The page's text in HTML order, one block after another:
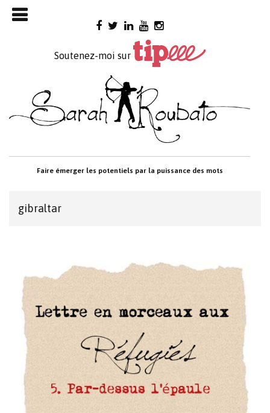
Skip
to
Soutenez-moi sur
Faire émerger les potentiels par la puissance des mots

gibraltar